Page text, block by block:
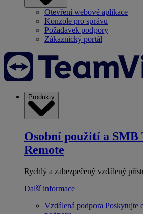
Otevření webové aplikace
Konzole pro správu
Požadavek podpory
Zákaznický portál
Produkty
Osobní použití a SMB
Remote
Rychlý a zabezpečený vzdálený
Další informace
Vzdálená podpora Poskytujte